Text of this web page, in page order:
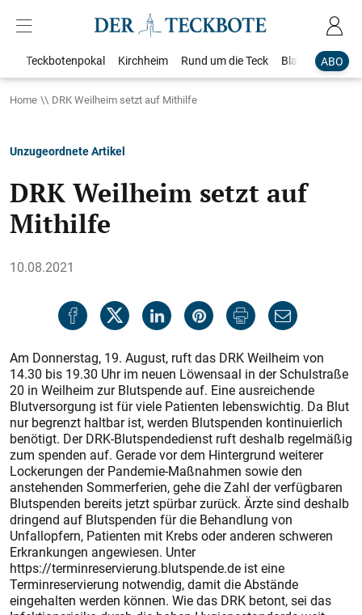
ABO
Teckbotenpokal Kirchheim Rund um die Teck Blaulicht
Home DRK Weilheim setzt auf Mithilfe
Unzugeordnete Artikel
DRK Weilheim setzt auf
Mithilfe
10.08.2021
Am Donnerstag, 19. August, ruft das DRK Weilheim von
14.30 bis 19.30 Uhr im neuen Löwensaal in der Schulstraße
20 in Weilheim zur Blutspende auf. Eine ausreichende
Blutversorgung ist für viele Patienten lebenswichtig. Da Blut
nur begrenzt haltbar ist, werden Blutspenden kontinuierlich
benötigt. Der DRK-Blutspendedienst ruft deshalb regelmäßig
zum spenden auf. Gerade vor dem Hintergrund weiterer
Lockerungen der Pandemie-Maßnahmen sowie den
anstehenden Sommerferien, gehe die Zahl der verfügbaren
Blutspenden bereits jetzt spürbar zurück. Ärzte sind deshalb
dringend auf Blutspenden für die Behandlung von
Unfallopfern, Patienten mit Krebs oder anderen schweren
Erkrankungen angewiesen. Unter
https://terminreservierung.blutspende.de ist eine
Terminreservierung notwendig, damit die Abstände
eingehalten werden können. Wie das DRK betont, sei das